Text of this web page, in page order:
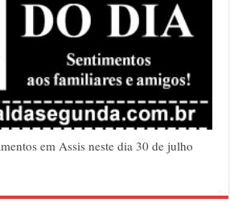
em Assis neste dia 30 de julho